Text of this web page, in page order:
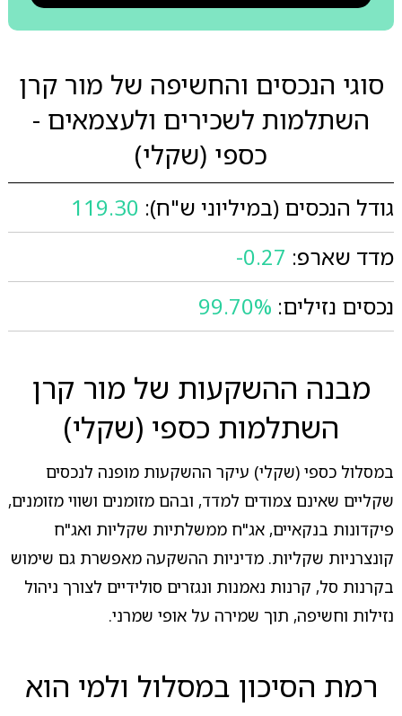
סוגי הנכסים והחשיפה של מור קרן
השתלמות לשכירים ולעצמאים -
כספי (שקלי)
גודל הנכסים (במיליוני ש"ח): 119.30
מדד שארפ: -0.27
נכסים נזילים: 99.70%
מבנה ההשקעות של מור קרן
השתלמות כספי (שקלי)
במסלול כספי (שקלי) עיקר ההשקעות מופנה לנכסים
שקליים שאינם צמודים למדד, ובהם מזומנים ושווי מזומנים,
פיקדונות בנקאיים, אג"ח ממשלתיות שקליות ואג"ח
קונצרניות שקליות. מדיניות ההשקעה מאפשרת גם שימוש
בקרנות סל, קרנות נאמנות ונגזרים סולידיים לצורך ניהול
נזילות וחשיפה, תוך שמירה על אופי שמרני.
רמת הסיכון במסלול ולמי הוא